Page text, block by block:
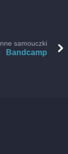
samouczki
Bandcamp